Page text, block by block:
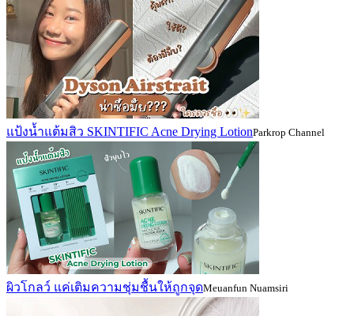
แป้งน้ำแต้มสิว SKINTIFIC Acne Drying LotionParkrop Channel
ผิวโกลว์ แค่เติมความชุ่มชื้นให้ถูกจุดMeuanfun Nuamsiri